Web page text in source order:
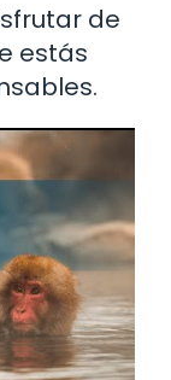
de
estás